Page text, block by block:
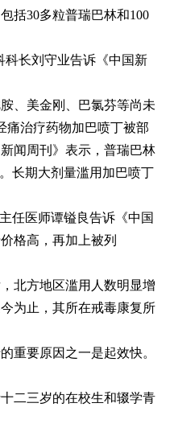
括30多粒普瑞巴林和100
科长刘守业告诉《中国新
、美金刚、巴氯芬等尚未
痛治疗药物加巴喷丁被部
闻周刊》表示，普瑞巴林
长期大剂量滥用加巴喷丁
任医师谭镒良告诉《中国
格高，再加上被列
北方地区滥用人数明显增
为止，其所在戒毒康复所
重要原因之一是起效快。
二三岁的在校生和辍学青